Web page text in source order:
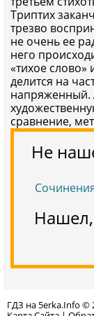
Триптих
трезво
не очень ее
него
«тихое слово»
делится на
напряженный.
сравнение,
Не
Нашел,
ГДЗ на 5erka.Info ©